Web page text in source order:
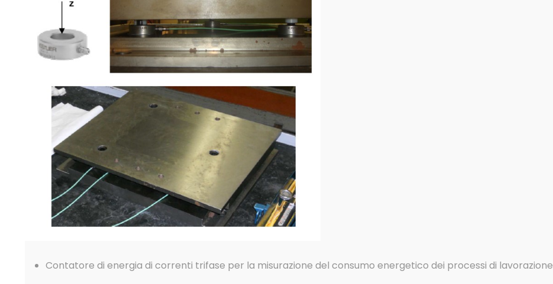
Contatore di energia di correnti trifase per la misurazione del consumo energetico dei processi di lavorazione